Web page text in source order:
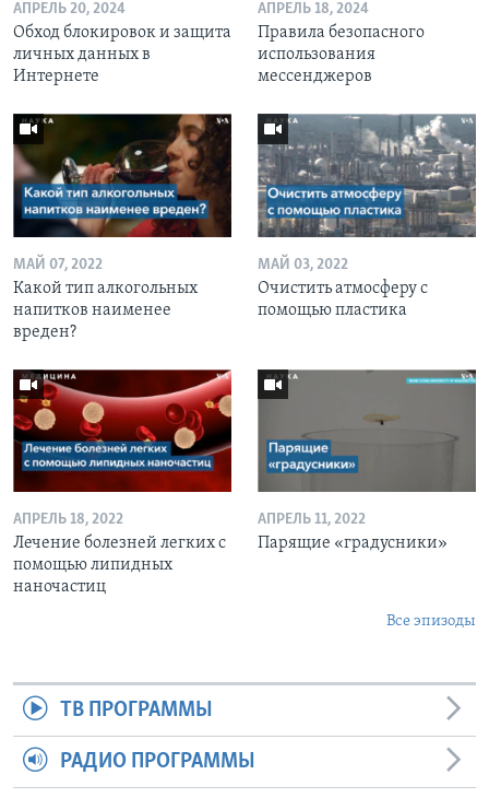
АПРЕЛЬ 20, 2024
Обход блокировок и защита
личных данных в
Интернете
АПРЕЛЬ 18, 2024
Правила безопасного
использования
мессенджеров
МАЙ 07, 2022
Какой тип алкогольных
напитков наименее
вреден?
МАЙ 03, 2022
Очистить атмосферу с
помощью пластика
АПРЕЛЬ 18, 2022
Лечение болезней легких с
помощью липидных
наночастиц
АПРЕЛЬ 11, 2022
Парящие «градусники»
Все эпизоды
ТВ ПРОГРАММЫ
РАДИО ПРОГРАММЫ